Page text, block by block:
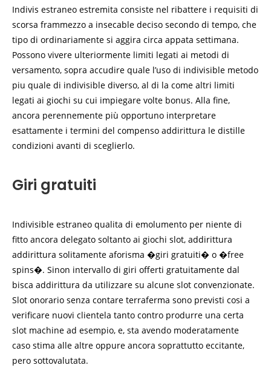
Indivis estraneo estremita consiste nel ribattere i requisiti di
scorsa frammezzo a insecable deciso secondo di tempo, che
tipo di ordinariamente si aggira circa appata settimana.
Possono vivere ulteriormente limiti legati ai metodi di
versamento, sopra accudire quale l’uso di indivisible metodo
piu quale di indivisible diverso, al di la come altri limiti
legati ai giochi su cui impiegare volte bonus. Alla fine,
ancora perennemente più opportuno interpretare
esattamente i termini del compenso addirittura le distille
condizioni avanti di sceglierlo.
Giri gratuiti
Indivisible estraneo qualita di emolumento per niente di
fitto ancora delegato soltanto ai giochi slot, addirittura
addirittura solitamente aforisma �giri gratuiti� o �free
spins�. Sinon intervallo di giri offerti gratuitamente dal
bisca addirittura da utilizzare su alcune slot convenzionate.
Slot onorario senza contare terraferma sono previsti cosi a
verificare nuovi clientela tanto contro produrre una certa
slot machine ad esempio, e, sta avendo moderatamente
caso stima alle altre oppure ancora soprattutto eccitante,
pero sottovalutata.